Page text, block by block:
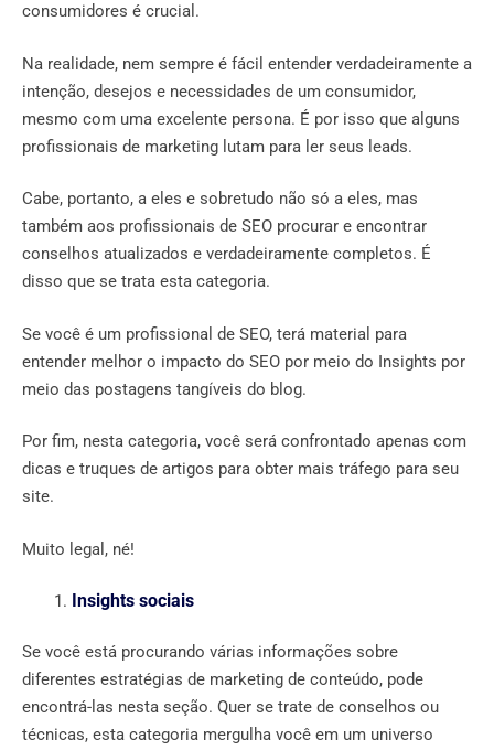
consumidores é crucial.
Na realidade, nem sempre é fácil entender verdadeiramente a
intenção, desejos e necessidades de um consumidor,
mesmo com uma excelente persona. É por isso que alguns
profissionais de marketing lutam para ler seus leads.
Cabe, portanto, a eles e sobretudo não só a eles, mas
também aos profissionais de SEO procurar e encontrar
conselhos atualizados e verdadeiramente completos. É
disso que se trata esta categoria.
Se você é um profissional de SEO, terá material para
entender melhor o impacto do SEO por meio do Insights por
meio das postagens tangíveis do blog.
Por fim, nesta categoria, você será confrontado apenas com
dicas e truques de artigos para obter mais tráfego para seu
site.
Muito legal, né!
Insights sociais
Se você está procurando várias informações sobre
diferentes estratégias de marketing de conteúdo, pode
encontrá-las nesta seção. Quer se trate de conselhos ou
técnicas, esta categoria mergulha você em um universo